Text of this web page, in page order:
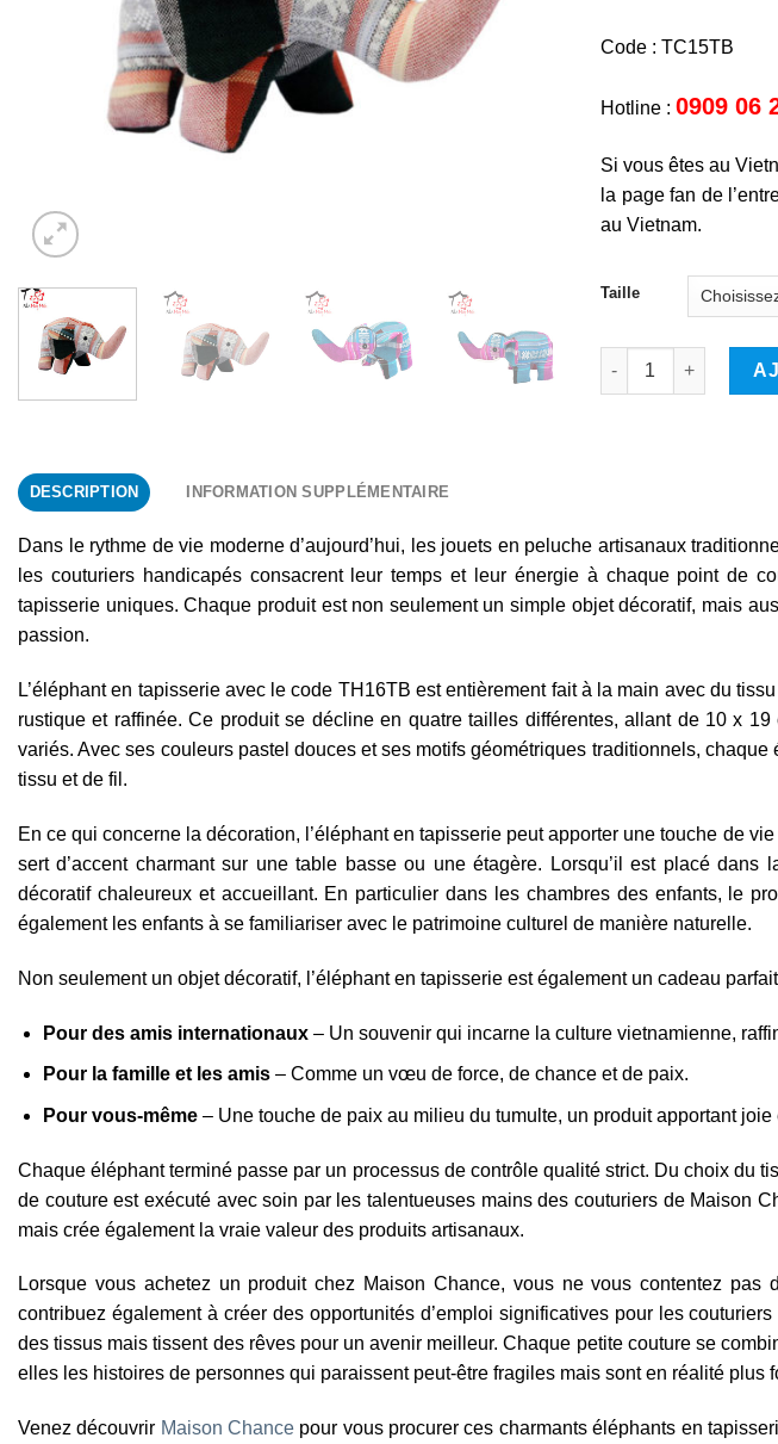
Code : TC15TB
Hotline : 0909 06
Si vous êtes au
la page fan de
au Vietnam.
Taille
quantité de Éléphant
DESCRIPTION INFORMATION SUPPLÉMENTAIRE
Dans le rythme de vie moderne d’aujourd’hui, les jouets en peluche artisanaux
les couturiers handicapés consacrent leur temps et leur énergie à chaque point de
tapisserie uniques. Chaque produit est non seulement un simple objet décoratif, mais
passion.
L’éléphant en tapisserie avec le code TH16TB est entièrement fait à la main avec du
rustique et raffinée. Ce produit se décline en quatre tailles différentes, allant de 10 x
variés. Avec ses couleurs pastel douces et ses motifs géométriques traditionnels,
tissu et de fil.
En ce qui concerne la décoration, l’éléphant en tapisserie peut apporter une touche de
sert d’accent charmant sur une table basse ou une étagère. Lorsqu’il est placé dans
décoratif chaleureux et accueillant. En particulier dans les chambres des enfants, le
également les enfants à se familiariser avec le patrimoine culturel de manière naturelle.
Non seulement un objet décoratif, l’éléphant en tapisserie est également un cadeau
Pour des amis internationaux– Un souvenir qui incarne la culture vietnamienne,
Pour la famille et les amis– Comme un vœu de force, de chance et de paix.
Pour vous-même– Une touche de paix au milieu du tumulte, un produit apportant joie
Chaque éléphant terminé passe par un processus de contrôle qualité strict. Du choix du
de couture est exécuté avec soin par les talentueuses mains des couturiers de Maison
mais crée également la vraie valeur des produits artisanaux.
Lorsque vous achetez un produit chez Maison Chance, vous ne vous contentez pas
contribuez également à créer des opportunités d’emploi significatives pour les
des tissus mais tissent des rêves pour un avenir meilleur. Chaque petite couture se
elles les histoires de personnes qui paraissent peut-être fragiles mais sont en réalité plus
Venez découvrir Maison Chance pour vous procurer ces charmants éléphants en